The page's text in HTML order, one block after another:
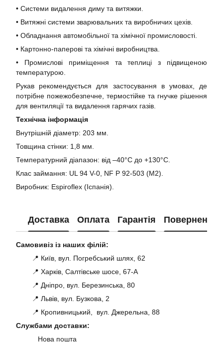
• Системи видалення диму та витяжки.
• Витяжні системи зварювальних та виробничих цехів.
• Обладнання автомобільної та хімічної промисловості.
• Картонно-паперові та хімічні виробництва.
• Промислові приміщення та теплиці з підвищеною
температурою.
Рукав рекомендується для застосування в умовах, де
потрібне пожежобезпечне, термостійке та гнучке рішення
для вентиляції та видалення гарячих газів.
Технічна інформація
Внутрішній діаметр: 203 мм.
Товщина стінки: 1,8 мм.
Температурний діапазон: від –40°C до +130°C.
Клас займання: UL 94 V-0, NF P 92-503 (M2).
Виробник: Espiroflex (Іспанія).
Доставка Оплата Гарантія Повернення
Самовивіз із наших філій:
📍 Київ, вул. Погребський шлях, 62
📍 Харків, Салтівське шосе, 67-А
📍 Дніпро, вул. Березинська, 80
📍 Львів, вул. Бузкова, 2
📍 Кропивницький, вул. Джерельна, 88
Службами доставки:
Нова пошта